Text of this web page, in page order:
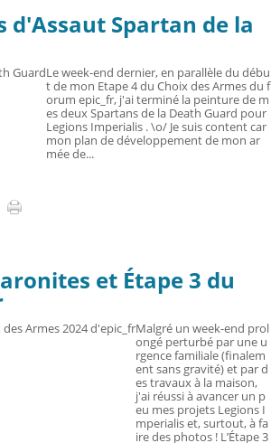
d'Assaut Spartan de la
Le week-end dernier, en parallèle du débu
t de mon Etape 4 du Choix des Armes du f
orum epic_fr, j'ai terminé la peinture de m
es deux Spartans de la Death Guard pour
Legions Imperialis . \o/ Je suis content car
mon plan de développement de mon ar
mée de...
et Étape 3 du
Malgré un week-end prol
ongé perturbé par une u
rgence familiale (finalem
ent sans gravité) et par d
es travaux à la maison,
j'ai réussi à avancer un p
eu mes projets Legions I
mperialis et, surtout, à fa
ire des photos ! L’Étape 3